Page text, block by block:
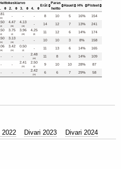
Erät
Paras
heitto
Hauet H% Pisteet
2. 3.
4.
(32) - - - 8 10 5 16%
154
(4)
4.47
(36)
4.13
(16) - 14 12 7 13%
241
(4)
3.75
(4)
3.96
(28)
4.25
(8) 11 12 6 14%
174
(24)
3.13
(16) - - 10 10 3 8%
158
(16)
3.42
(24)
0.50
(4) - 11 13 6 14%
165
- - - 2.48
(44) 11 8 6 14%
109
- - 2.41
(32)
2.50
(4) 9 10 10 28%
87
- - - 2.42
(24) 6 6 7 29% 58
2022 Divari 2023
Divari 2024